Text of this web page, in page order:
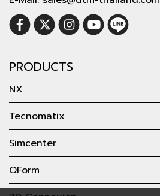
PRODUCTS
NX
Tecnomatix
Simcenter
QForm